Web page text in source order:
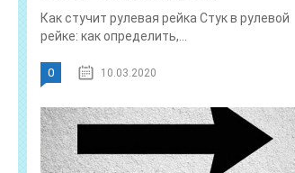
Как стучит рулевая рейка Стук в рулевой
рейке: как определить,...
0 10.03.2020